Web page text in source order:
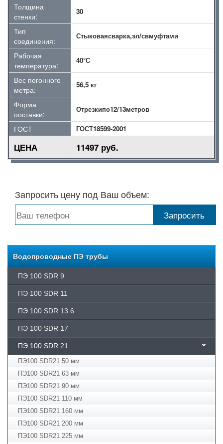
Толщина
стенки:
30
Тип
соединения:
Стыковаясварка,эл/свмуфтами
Рабочая
температура:
40°С
Вес погонного
метра:
56,5 кг
Форма
поставки:
Отрезкипо12/13метров
ГОСТ ГОСТ18599-2001
ЦЕНА 11497 руб.
Запросить цену под Ваш объем:
Водопроводные ПЭ трубы
ПЭ 100 SDR 9
ПЭ 100 SDR 11
ПЭ­ 100 SDR 13.6
ПЭ 100 SDR 17
ПЭ­ 100 SDR 21
ПЭ100 SDR21 50 мм
ПЭ100 SDR21 63 мм
ПЭ100 SDR21 90 мм
ПЭ100 SDR21 110 мм
ПЭ100 SDR21 160 мм
ПЭ100 SDR21 200 мм
ПЭ100 SDR21 225 мм